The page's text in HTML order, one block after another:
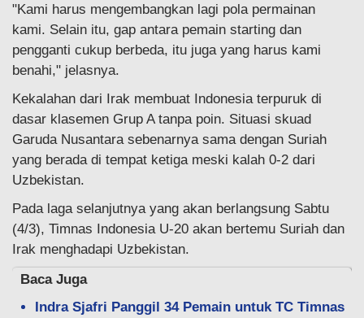
"Kami harus mengembangkan lagi pola permainan
kami. Selain itu, gap antara pemain starting dan
pengganti cukup berbeda, itu juga yang harus kami
benahi," jelasnya.
Kekalahan dari Irak membuat Indonesia terpuruk di
dasar klasemen Grup A tanpa poin. Situasi skuad
Garuda Nusantara sebenarnya sama dengan Suriah
yang berada di tempat ketiga meski kalah 0-2 dari
Uzbekistan.
Pada laga selanjutnya yang akan berlangsung Sabtu
(4/3), Timnas Indonesia U-20 akan bertemu Suriah dan
Irak menghadapi Uzbekistan.
Baca Juga
Indra Sjafri Panggil 34 Pemain untuk TC Timnas